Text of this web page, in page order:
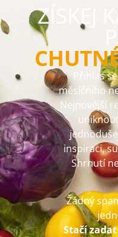
ZÍSKEJ
Přihlas
měsíčního
Nejnovější
inspiraci,
Shrnutí
Žádný
Stačí